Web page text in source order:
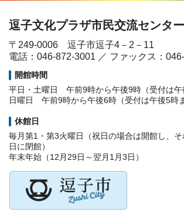
逗子文化プラザ市民交流センター
〒249-0006 逗子市逗子4－2－11
電話：046-872-3001 ／ ファックス：
開館時間
平日・土曜日 午前9時から午後9時（受付は午
日曜日 午前9時から午後6時（受付は午後5時ま
休館日
毎月第1・第3火曜日（祝日の場合は開館し、
日に閉館）
年末年始（12月29日～翌月1月3日）